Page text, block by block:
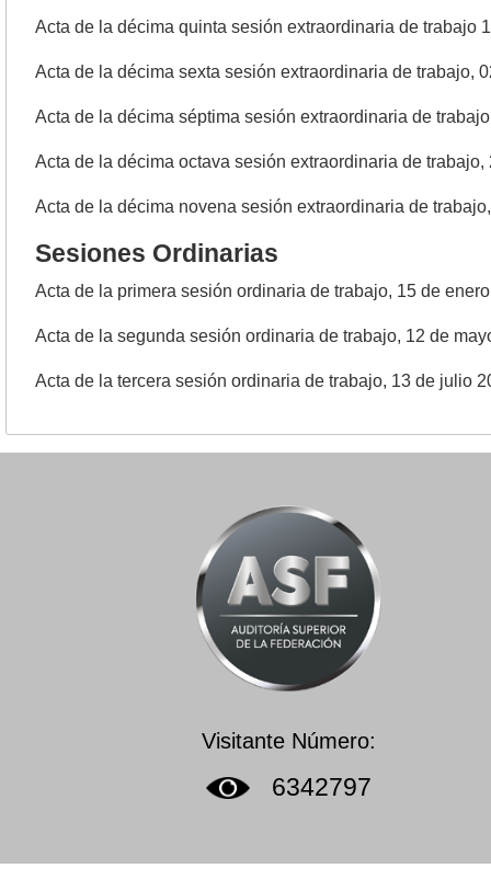
Acta de la décima quinta sesión extraordinaria de trabajo
Acta de la décima sexta sesión extraordinaria de trabajo,
Acta de la décima séptima sesión extraordinaria de
Acta de la décima octava sesión extraordinaria de trabajo,
Acta de la décima novena sesión extraordinaria de
Sesiones Ordinarias
Acta de la primera sesión ordinaria de trabajo, 15 de
Acta de la segunda sesión ordinaria de trabajo, 12 de
Acta de la tercera sesión ordinaria de trabajo, 13 de julio
Visitante Número:
6342797